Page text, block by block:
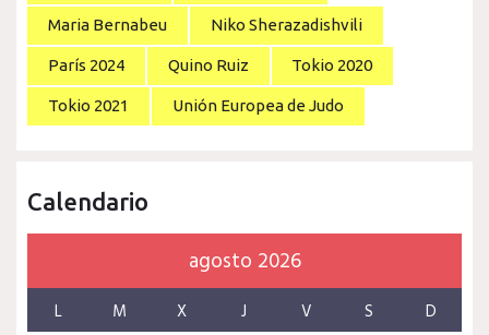
Maria Bernabeu Niko Sherazadishvili
París 2024 Quino Ruiz Tokio 2020
Tokio 2021 Unión Europea de Judo
Calendario
agosto 2026
L M X J V S D